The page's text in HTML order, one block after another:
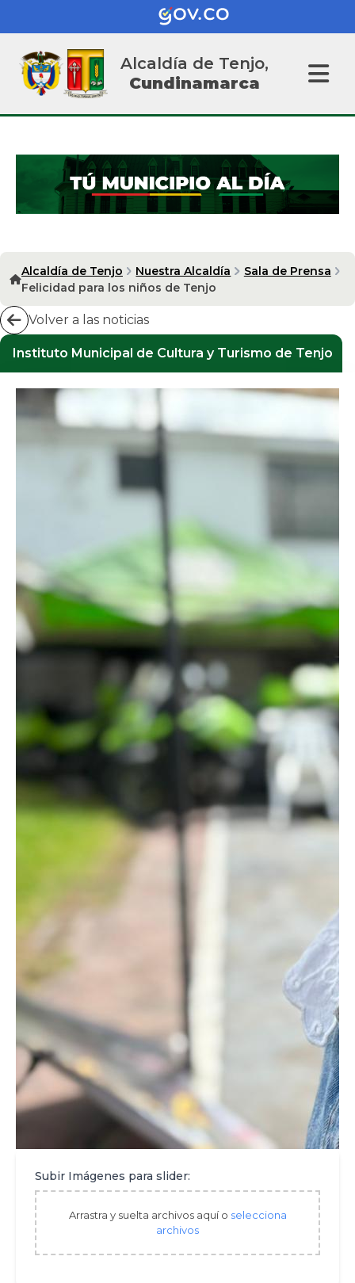
Alcaldía de Tenjo,
Cundinamarca
Alcaldía de Tenjo Nuestra Alcaldía
Sala de Prensa
Felicidad para los niños de Tenjo
Volver a las noticias
Instituto Municipal de Cultura y Turismo de Tenjo
Subir Imágenes para slider:
Arrastra y suelta archivos aquí o selecciona
archivos